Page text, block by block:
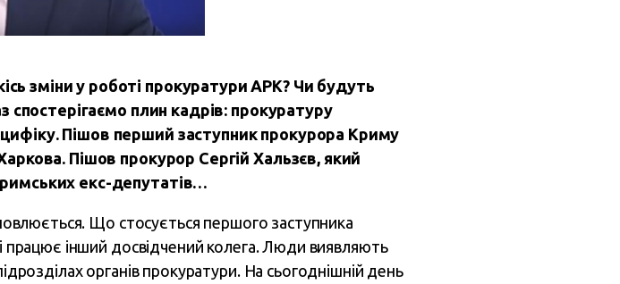
зміни у роботі прокуратури АРК? Чи будуть
спостерігаємо плин кадрів: прокуратуру
Пішов перший заступник прокурора Криму
Пішов прокурор Сергій Хальзєв, який
екс-депутатів…
Що стосується першого заступника
інший досвідчений колега. Люди виявляють
органів прокуратури. На сьогоднішній день